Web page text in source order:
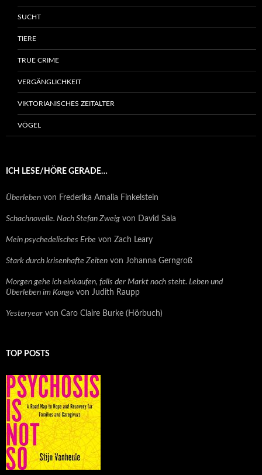
SUCHT
TIERE
TRUE CRIME
VERGÄNGLICHKEIT
VIKTORIANISCHES ZEITALTER
VÖGEL
ICH LESE/HÖRE GERADE…
Überleben von Frederika Amalia Finkelstein
Schachnovelle. Nach Stefan Zweig von David Sala
Mein psychedelisches Erbe von Zach Leary
Stark durch krisenhafte Zeiten von Johanna Gerngroß
Morgen gehe ich einkaufen, falls der Markt noch steht. Leben und
Überleben im Kongo von Judith Raupp
Yesteryear von Caro Claire Burke (Hörbuch)
TOP POSTS